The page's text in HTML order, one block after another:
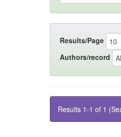
Results/Page
Authors/record
Results 1-1 of 1